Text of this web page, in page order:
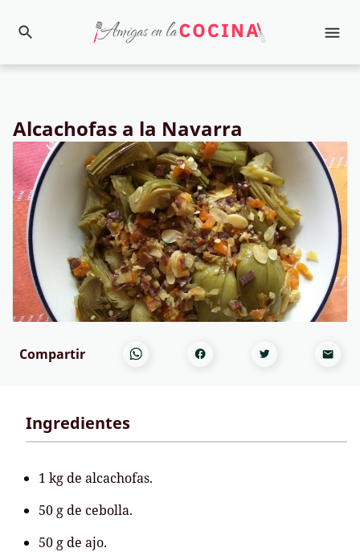
Alcachofas a la Navarra
Compartir
Ingredientes
1 kg de alcachofas.
50 g de cebolla.
50 g de ajo.